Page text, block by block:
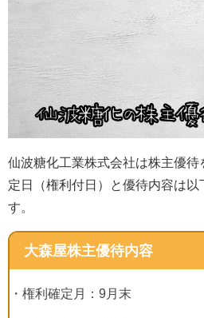
仙波糖化工業株式会社は株主優
定日（権利付日）と優待内容は以
す。
大森屋株主優待内容
・権利確定月： 9 月末